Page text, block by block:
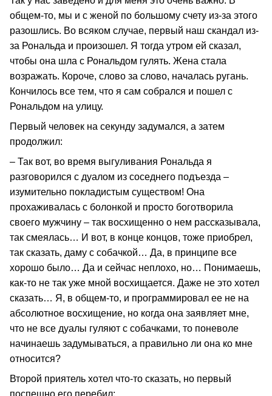
общем-то, мы и с женой по большому счету из-за этого
разошлись. Во всяком случае, первый наш скандал из-
за Рональда и произошел. Я тогда утром ей сказал,
чтобы она шла с Рональдом гулять. Жена стала
возражать. Короче, слово за слово, началась ругань.
Кончилось все тем, что я сам собрался и пошел с
Рональдом на улицу.
Первый человек на секунду задумался, а затем
продолжил:
– Так вот, во время выгуливания Рональда я
разговорился с дуалом из соседнего подъезда –
изумительно покладистым существом! Она
прохаживалась с болонкой и просто боготворила
своего мужчину – так восхищенно о нем рассказывала,
так смеялась… И вот, в конце концов, тоже приобрел,
так сказать, даму с собачкой… Да, в принципе все
хорошо было… Да и сейчас неплохо, но… Понимаешь,
как-то не так уже мной восхищается. Даже не это хотел
сказать… Я, в общем-то, и программировал ее не на
абсолютное восхищение, но когда она заявляет мне,
что не все дуалы гуляют с собачками, то поневоле
начинаешь задумываться, а правильно ли она ко мне
относится?
Второй приятель хотел что-то сказать, но первый
поспешно его перебил: